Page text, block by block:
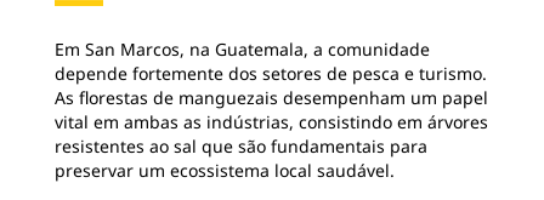
Em San Marcos, na Guatemala, a comunidade
depende fortemente dos setores de pesca e turismo.
As florestas de manguezais desempenham um papel
vital em ambas as indústrias, consistindo em árvores
resistentes ao sal que são fundamentais para
preservar um ecossistema local saudável.